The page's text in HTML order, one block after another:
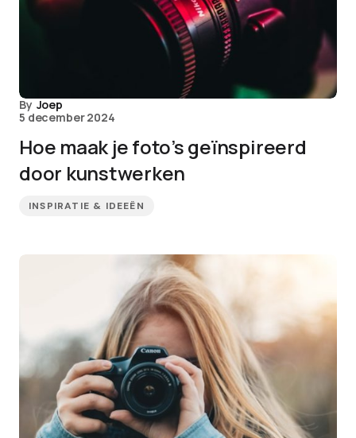
By Joep
5 december 2024
Hoe maak je foto’s geïnspireerd
door kunstwerken
INSPIRATIE & IDEEËN